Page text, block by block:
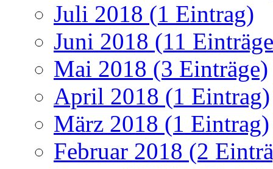
Juli 2018 (1 Eintrag)
Juni 2018 (11
Mai 2018 (3 Einträge)
April 2018 (1 Eintrag)
März 2018 (1 Eintrag)
Februar 2018 (2